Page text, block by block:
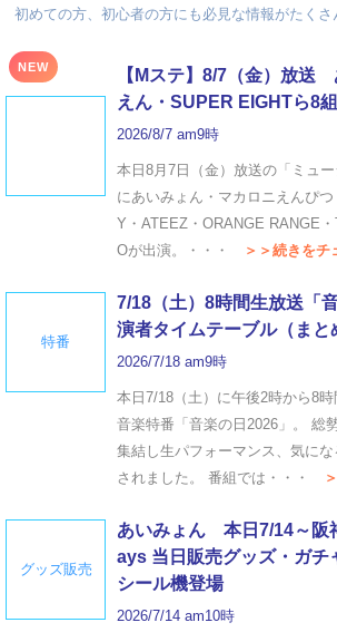
初めての方、初心者の方にも必見な情報がたくさ
NEW
【Mステ】8/7（金）放送
えん・SUPER EIGHTら8
2026/8/7 am9時
本日8月7日（金）放送の「ミュー
にあいみょん・マカロニえんぴ
Y・ATEEZ・ORANGE RANGE
Oが出演。・・・
＞＞続きをチ
特番
7/18（土）8時間生放送「
演者タイムテーブル（まと
2026/7/18 am9時
本日7/18（土）に午後2時から8
音楽特番「音楽の日2026」。 総
集結し生パフォーマンス、気に
されました。 番組では・・・
グッズ販売
あいみょん 本日7/14～阪
ays 当日販売グッズ・ガチ
シール機登場
2026/7/14 am10時